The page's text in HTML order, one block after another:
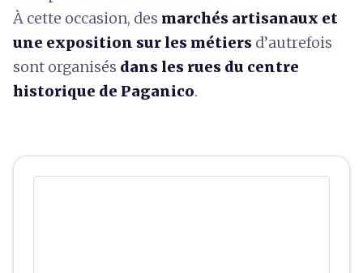
À cette occasion, des marchés artisanaux et
une exposition sur les métiers d’autrefois
sont organisés dans les rues du centre
historique de Paganico.